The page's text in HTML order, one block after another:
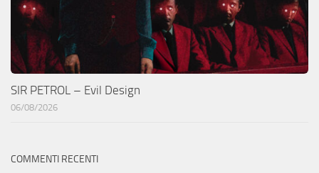
SIR PETROL – Evil Design
06/08/2026
COMMENTI RECENTI